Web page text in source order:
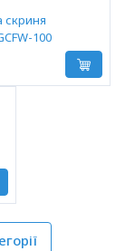
скриня
100